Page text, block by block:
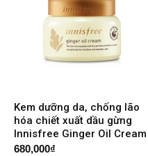
Kem dưỡng da, chống lão
hóa chiết xuất dầu gừng
Innisfree Ginger Oil Cream
680,000₫